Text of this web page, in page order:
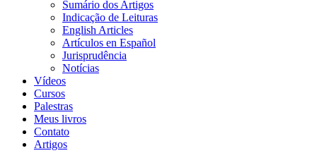
Sumário dos Artigos
Indicação de Leituras
English Articles
Artículos en Español
Jurisprudência
Notícias
Vídeos
Cursos
Palestras
Meus livros
Contato
Artigos